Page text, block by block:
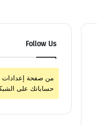
Follow Us
من صفحة إعدادات
حساباتك على